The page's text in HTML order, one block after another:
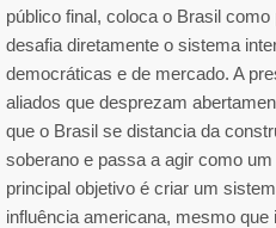
público final, coloca o Brasil
desafia diretamente o sistema
democráticas e de mercado. A
aliados que desprezam
que o Brasil se distancia da
soberano e passa a agir como
principal objetivo é criar um
influência americana, mesmo